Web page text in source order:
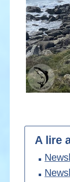
A lire